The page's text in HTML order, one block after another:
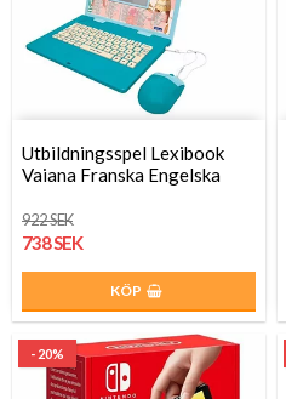
Utbildningsspel Lexibook
Vaiana Franska Engelska
922 SEK
738 SEK
KÖP
- 20%